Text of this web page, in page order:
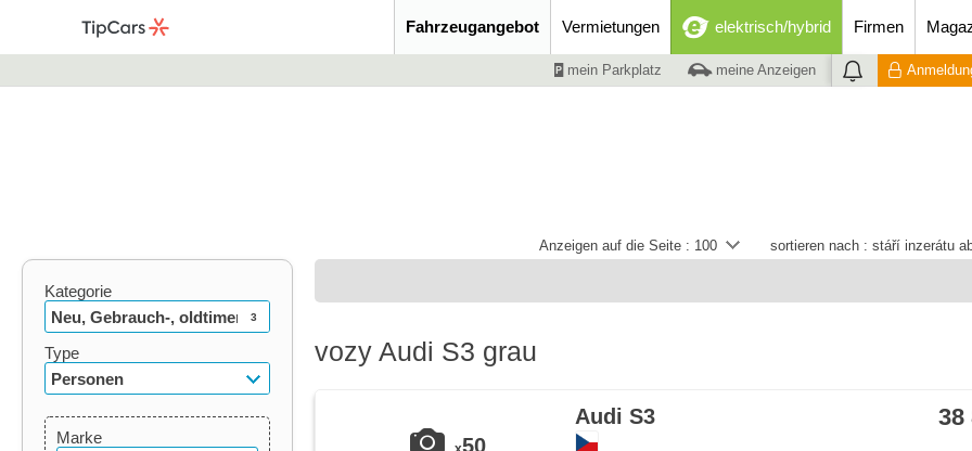
Fahrzeugangebot Vermietungen elektrisch/hybrid Firmen
mein Parkplatz meine Anzeigen
sortieren nach : stáří inzerátu
Anzeigen auf die Seite : 100
Kategorie
Neu, Gebrauch-, oldtimer
3
Type
Personen
Marke
vozy Audi S3 grau
50
Audi S3 38